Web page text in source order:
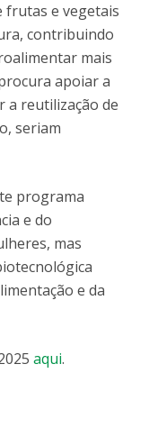
frutas e vegetais
contribuindo
mais
apoiar a
a reutilização de
seriam
programa
e do
mas
e da
aqui.